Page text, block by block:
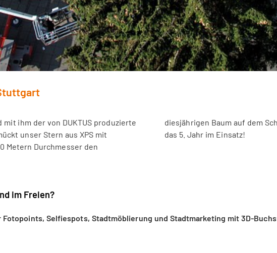
ihm der von DUKTUS produzierte
unser Stern aus XPS mit
Metern Durchmesser den
und Wetterfest ist er nun bereits
das 5. Jahr im Einsatz!
im Freien?
Selfiespots, Stadtmöblierung und Stadtmarketing mit 3D-